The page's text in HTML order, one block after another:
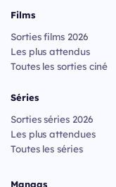
Films
Sorties films 2026
Les plus attendus
Toutes les sorties ciné
Séries
Sorties séries 2026
Les plus attendues
Toutes les séries
Mangas